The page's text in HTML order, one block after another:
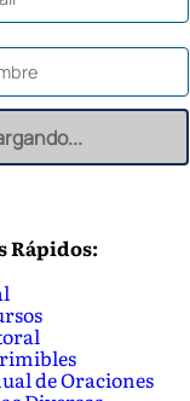
Rápidos:
de Oraciones